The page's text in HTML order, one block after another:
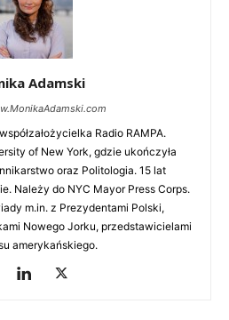
Adamski
Radio RAMPA.
of New York, gdzie ukończyła
oraz Politologia. 15 lat
Należy do NYC Mayor Press Corps.
m.in. z Prezydentami Polski,
Nowego Jorku, przedstawicielami
amerykańskiego.